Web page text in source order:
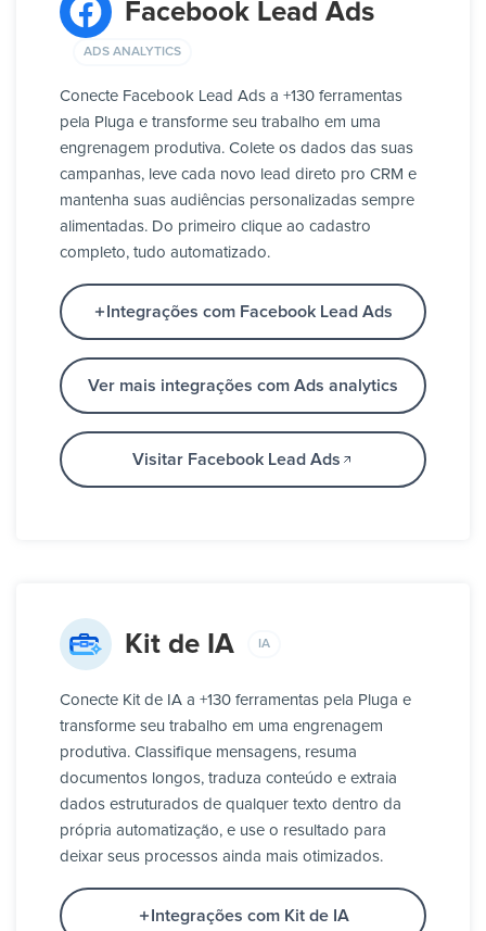
Facebook Lead Ads
ADS ANALYTICS
Conecte Facebook Lead Ads a +130 ferramentas
pela Pluga e transforme seu trabalho em uma
engrenagem produtiva. Colete os dados das suas
campanhas, leve cada novo lead direto pro CRM e
mantenha suas audiências personalizadas sempre
alimentadas. Do primeiro clique ao cadastro
completo, tudo automatizado.
Integrações com Facebook Lead Ads
Ver mais integrações com Ads analytics
Visitar Facebook Lead Ads
Kit de IA IA
Conecte Kit de IA a +130 ferramentas pela Pluga e
transforme seu trabalho em uma engrenagem
produtiva. Classifique mensagens, resuma
documentos longos, traduza conteúdo e extraia
dados estruturados de qualquer texto dentro da
própria automatização, e use o resultado para
deixar seus processos ainda mais otimizados.
Integrações com Kit de IA